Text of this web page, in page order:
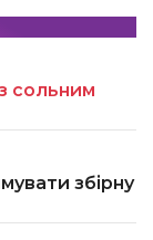
сольним
збірну